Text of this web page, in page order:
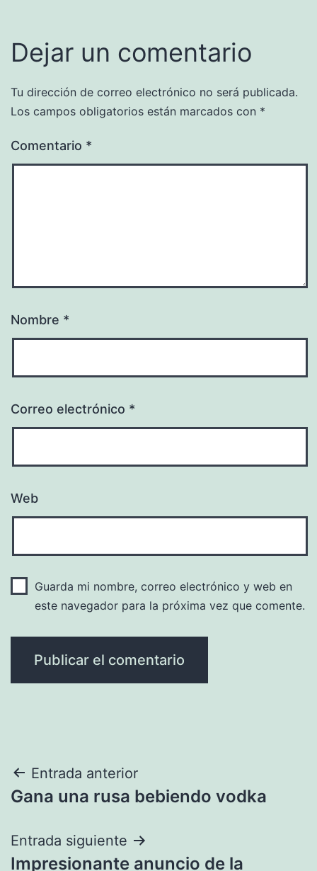
Dejar un comentario
Tu dirección de correo electrónico no será publicada.
Los campos obligatorios están marcados con *
Comentario *
Nombre *
Correo electrónico *
Web
Guarda mi nombre, correo electrónico y web en
este navegador para la próxima vez que comente.
Navegación
de
entradas
Entrada anterior
Gana una rusa bebiendo vodka
Entrada siguiente
Impresionante anuncio de la